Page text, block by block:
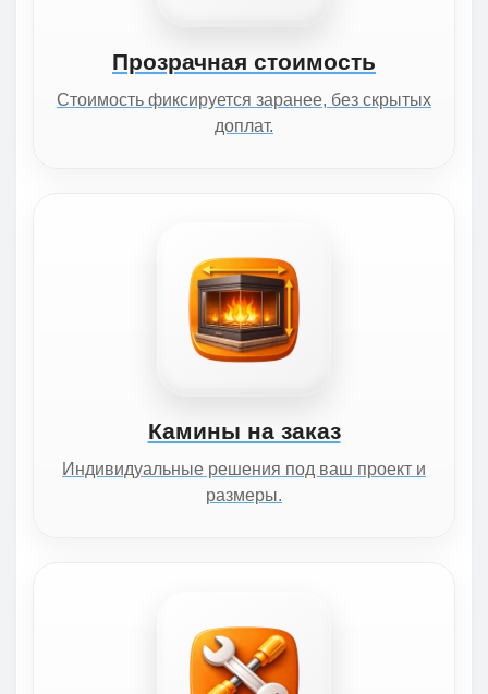
Прозрачная стоимость
Стоимость фиксируется заранее, без скрытых
доплат.
Камины на заказ
Индивидуальные решения под ваш проект и
размеры.